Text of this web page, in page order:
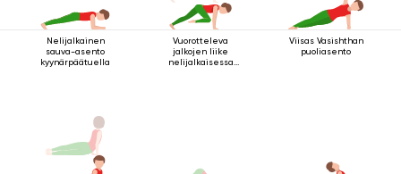
Nelijalkainen
sauva-asento
kyynärpäätuella
Vuorotteleva
jalkojen liike
nelijalkaisessa
Viisas Vasishthan
puoliasento